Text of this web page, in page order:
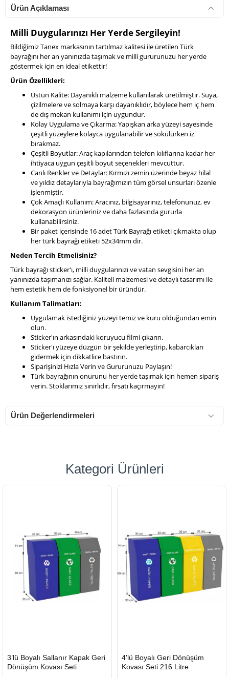
Ürün Açıklaması
Milli Duygularınızı Her Yerde Sergileyin!
Bildiğimiz Tanex markasının tartılmaz kalitesi ile üretilen Türk
bayrağını her an yanınızda taşımak ve milli gururunuzu her yerde
göstermek için en ideal etikettir!
Ürün Özellikleri:
Üstün Kalite: Dayanıklı malzeme kullanılarak üretilmiştir. Suya,
çizilmelere ve solmaya karşı dayanıklıdır, böylece hem iç hem
de dış mekan kullanımı için uygundur.
Kolay Uygulama ve Çıkarma: Yapışkan arka yüzeyi sayesinde
çeşitli yüzeylere kolayca uygulanabilir ve sökülürken iz
bırakmaz.
Çeşitli Boyutlar: Araç kapılarından telefon kılıflarına kadar her
ihtiyaca uygun çeşitli boyut seçenekleri mevcuttur.
Canlı Renkler ve Detaylar: Kırmızı zemin üzerinde beyaz hilal
ve yıldız detaylarıyla bayrağımızın tüm görsel unsurları özenle
işlenmiştir.
Çok Amaçlı Kullanım: Aracınız, bilgisayarınız, telefonunuz, ev
dekorasyon ürünleriniz ve daha fazlasında gururla
kullanabilirsiniz.
Bir paket içerisinde 16 adet Türk Bayrağı etiketi çıkmakta olup
her türk bayrağı etiketi 52x34mm dir.
Neden Tercih Etmelisiniz?
Türk bayrağı sticker'ı, milli duygularınızı ve vatan sevgisini her an
yanınızda taşımanızı sağlar. Kaliteli malzemesi ve detaylı tasarımı ile
hem estetik hem de fonksiyonel bir üründür.
Kullanım Talimatları:
Uygulamak istediğiniz yüzeyi temiz ve kuru olduğundan emin
olun.
Sticker'ın arkasındaki koruyucu filmi çıkarın.
Sticker'ı yüzeye düzgün bir şekilde yerleştirip, kabarcıkları
gidermek için dikkatlice bastırın.
Siparişinizi Hızla Verin ve Gururunuzu Paylaşın!
Türk bayrağının onurunu her yerde taşımak için hemen sipariş
verin. Stoklarımız sınırlıdır, fırsatı kaçırmayın!
Ürün Değerlendirmeleri
Kategori Ürünleri
HIZLI
GÖNDERİ
3’lü Boyalı Sallanır Kapak Geri
Dönüşüm Kovası Seti
HIZLI
GÖNDERİ
4'lü Boyalı Geri Dönüşüm
Kovası Seti 216 Litre